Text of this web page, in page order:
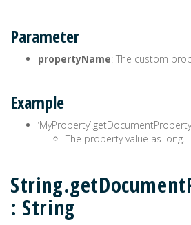
Parameter
propertyName: The custom
Example
The property value as long.
: String